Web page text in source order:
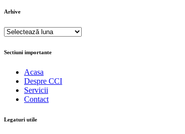
Arhive
Arhive
Sectiuni importante
Acasa
Despre CCI
Servicii
Contact
Legaturi utile